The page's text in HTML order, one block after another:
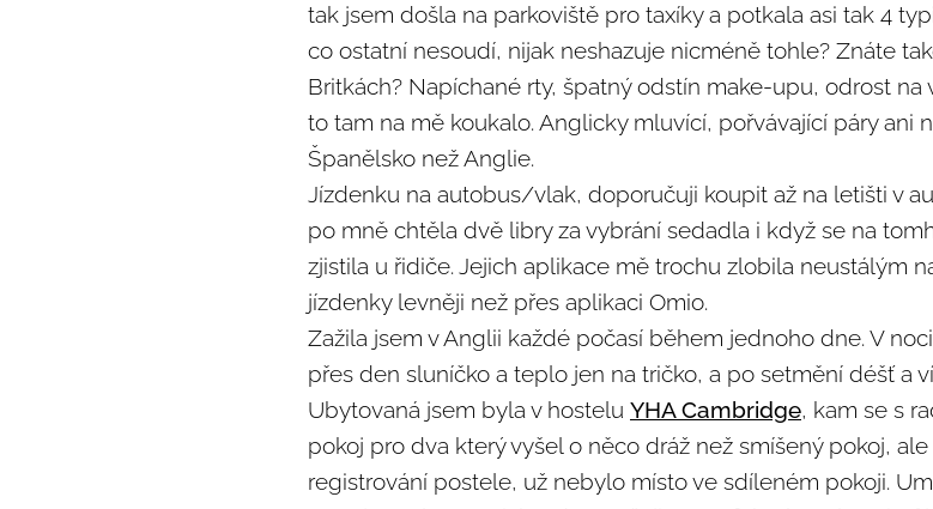
tak jsem došla na parkoviště pro taxíky a potkala asi tak 4
co ostatní nesoudí, nijak neshazuje nicméně tohle? Znáte
Britkách? Napíchané rty, špatný odstín make-upu, odrost
to tam na mě koukalo. Anglicky mluvící, pořvávající páry ani
Španělsko než Anglie.
Jízdenku na autobus/vlak, doporučuji koupit až na letišti v
po mně chtěla dvě libry za vybrání sedadla i když se na
zjistila u řidiče. Jejich aplikace mě trochu zlobila neustálým
jízdenky levněji než přes aplikaci Omio.
Zažila jsem v Anglii každé počasí během jednoho dne. V
přes den sluníčko a teplo jen na tričko, a po setmění déšť a
Ubytovaná jsem byla v hostelu YHA Cambridge, kam se s
pokoj pro dva který vyšel o něco dráž než smíšený pokoj,
registrování postele, už nebylo místo ve sdíleném pokoji.